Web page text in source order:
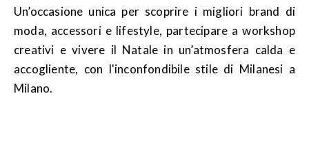
Un’occasione unica per scoprire i migliori brand di
moda, accessori e lifestyle, partecipare a workshop
creativi e vivere il Natale in un’atmosfera calda e
accogliente, con l'inconfondibile stile di Milanesi a
Milano.